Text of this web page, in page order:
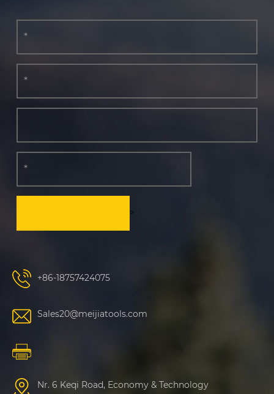
>
+86-18757424075
Sales20@meijiatools.com
Nr. 6 Keqi Road, Economy & Technology